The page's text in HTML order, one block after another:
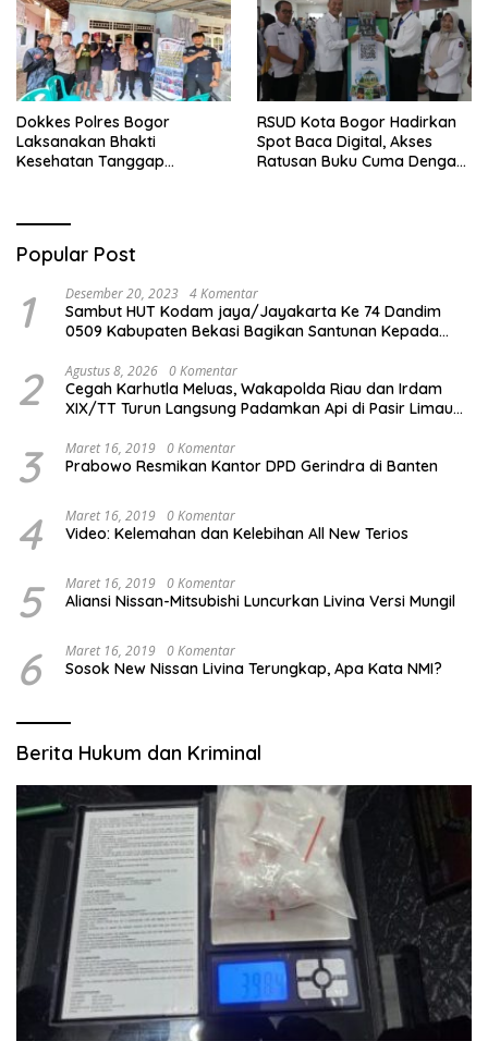
Dokkes Polres Bogor
Laksanakan Bhakti
Kesehatan Tanggap
RSUD Kota Bogor Hadirkan
Spot Baca Digital, Akses
Ratusan Buku Cuma Dengan
Popular Post
1 Desember 20, 2023 4 Komentar
Sambut HUT Kodam jaya/Jayakarta Ke 74 Dandim
0509 Kabupaten Bekasi Bagikan Santunan Kepada
2 Agustus 8, 2026 0 Komentar
Cegah Karhutla Meluas, Wakapolda Riau dan Irdam
XIX/TT Turun Langsung Padamkan Api di Pasir Limau
3 Maret 16, 2019 0 Komentar
Prabowo Resmikan Kantor DPD Gerindra di Banten
4 Maret 16, 2019 0 Komentar
Video: Kelemahan dan Kelebihan All New Terios
5 Maret 16, 2019 0 Komentar
Aliansi Nissan-Mitsubishi Luncurkan Livina Versi Mungil
6 Maret 16, 2019 0 Komentar
Sosok New Nissan Livina Terungkap, Apa Kata NMI?
Berita Hukum dan Kriminal